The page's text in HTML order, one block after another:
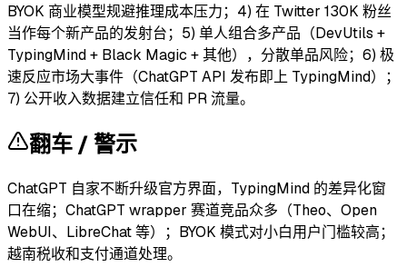
BYOK 商业模型规避推理成本压力；4) 在 Twitter 130K 粉丝
当作每个新产品的发射台；5) 单人组合多产品（DevUtils +
TypingMind + Black Magic + 其他），分散单品风险；6) 极
速反应市场大事件（ChatGPT API 发布即上 TypingMind）；
7) 公开收入数据建立信任和 PR 流量。
翻车 / 警示
ChatGPT 自家不断升级官方界面，TypingMind 的差异化窗
口在缩；ChatGPT wrapper 赛道竞品众多（Theo、Open
WebUI、LibreChat 等）；BYOK 模式对小白用户门槛较高；
越南税收和支付通道处理。